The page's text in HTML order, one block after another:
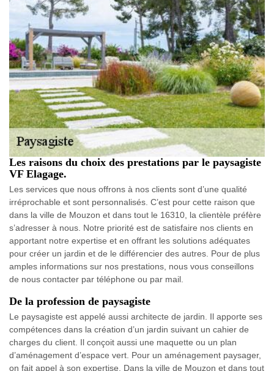
Les raisons du choix des prestations par le paysagiste
VF Elagage.
Les services que nous offrons à nos clients sont d’une qualité
irréprochable et sont personnalisés. C’est pour cette raison que
dans la ville de Mouzon et dans tout le 16310, la clientèle préfère
s’adresser à nous. Notre priorité est de satisfaire nos clients en
apportant notre expertise et en offrant les solutions adéquates
pour créer un jardin et de le différencier des autres. Pour de plus
amples informations sur nos prestations, nous vous conseillons
de nous contacter par téléphone ou par mail.
De la profession de paysagiste
Le paysagiste est appelé aussi architecte de jardin. Il apporte ses
compétences dans la création d’un jardin suivant un cahier de
charges du client. Il conçoit aussi une maquette ou un plan
d’aménagement d’espace vert. Pour un aménagement paysager,
on fait appel à son expertise. Dans la ville de Mouzon et dans tout